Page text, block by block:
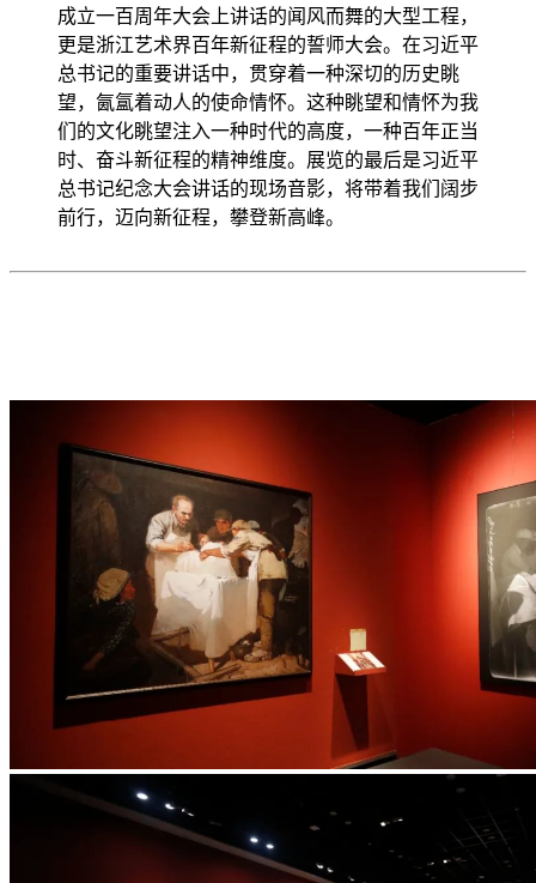
成立一百周年大会上讲话的闻风而舞的大型工程，
更是浙江艺术界百年新征程的誓师大会。在习近平
总书记的重要讲话中，贯穿着一种深切的历史眺
望，氤氲着动人的使命情怀。这种眺望和情怀为我
们的文化眺望注入一种时代的高度，一种百年正当
时、奋斗新征程的精神维度。展览的最后是习近平
总书记纪念大会讲话的现场音影，将带着我们阔步
前行，迈向新征程，攀登新高峰。